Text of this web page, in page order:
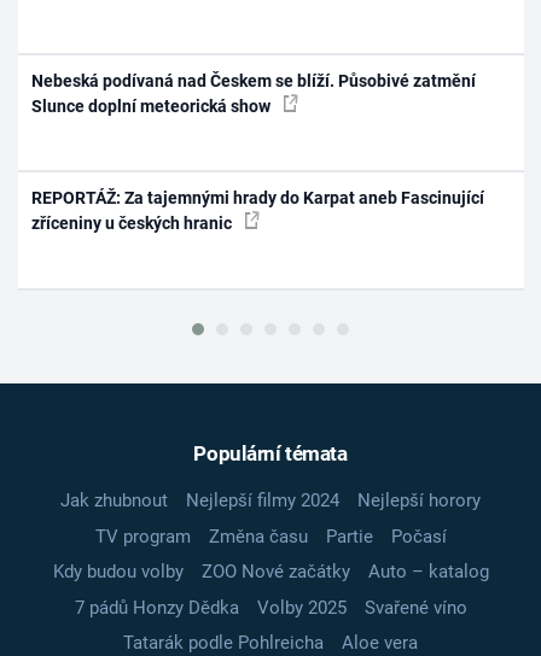
Nebeská podívaná nad Českem se blíží. Působivé zatmění
Slunce doplní meteorická show
REPORTÁŽ: Za tajemnými hrady do Karpat aneb Fascinující
zříceniny u českých hranic
Populární témata
Jak zhubnout Nejlepší filmy 2024
Nejlepší horory
TV program
Změna času Partie
Počasí
Kdy budou volby
ZOO Nové začátky
Auto – katalog
7 pádů Honzy Dědka
Volby 2025
Svařené víno
Tatarák podle Pohlreicha
Aloe vera